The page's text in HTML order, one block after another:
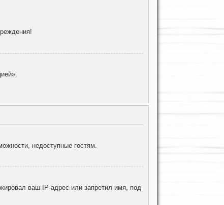
недоступные гостям.
ваш IP-адрес или запретил имя, под